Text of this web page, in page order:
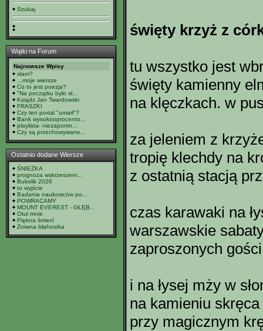
Szukaj
Wątki na Forum
Najnowsze Wpisy
slam?
...moje wiersze
Co to jest poezja?
"Na początku było sł...
Ksiądz Jan Twardowski
FRASZKI
Czy ten portal "umarł"?
Bank wysokooprocento...
playlista- niezapomn...
Czy są przechowywane...
Ostatnio dodane Wiersze
ŚNIEŻKA
prognoza wskrzeszeni...
Bukolik 2026
to wyjście
Badania naukowców po...
POWRACAMY
MOUNT EVEREST - GŁĘB...
Otul mnie
Piękna śmierć
Żniwna błahostka
święty krzyż z
tu wszystko jest
święty kamienny
na klęczkach. w
za jeleniem z
tropię klechdy na
z ostatnią stacją
czas karawaki na
warszawskie
zaproszonych
i na łysej mży w
na kamieniu
przy magicznym